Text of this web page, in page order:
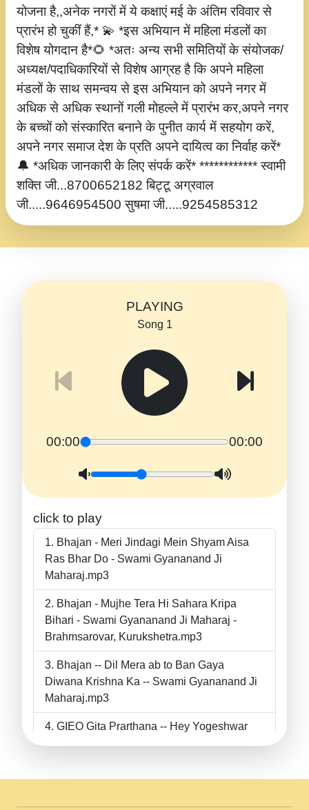
योजना है,,अनेक नगरों में ये कक्षाएं मई के अंतिम रविवार से
प्रारंभ हो चुकीं हैं,* 💫 *इस अभियान में महिला मंडलों का
विशेष योगदान है*🌻 *अतः अन्य सभी समितियों के संयोजक/
अध्यक्ष/पदाधिकारियों से विशेष आग्रह है कि अपने महिला
मंडलों के साथ समन्वय से इस अभियान को अपने नगर में
अधिक से अधिक स्थानों गली मोहल्ले में प्रारंभ कर,अपने नगर
के बच्चों को संस्कारित बनाने के पुनीत कार्य में सहयोग करें,
अपने नगर समाज देश के प्रति अपने दायित्व का निर्वाह करें*
🔔 *अधिक जानकारी के लिए संपर्क करें* ************ स्वामी
शक्ति जी...8700652182 बिट्टू अग्रवाल
जी.....9646954500 सुषमा जी.....9254585312
PLAYING
Song 1
00:00 00:00
click to play
Bhajan - Meri Jindagi Mein Shyam Aisa
Ras Bhar Do - Swami Gyananand Ji
Maharaj.mp3
Bhajan - Mujhe Tera Hi Sahara Kripa
Bihari - Swami Gyananand Ji Maharaj -
Brahmsarovar, Kurukshetra.mp3
Bhajan -- Dil Mera ab to Ban Gaya
Diwana Krishna Ka -- Swami Gyananand Ji
Maharaj.mp3
GIEO Gita Prarthana -- Hey Yogeshwar
II Swami Gyananand Ji Maharaj.mp3